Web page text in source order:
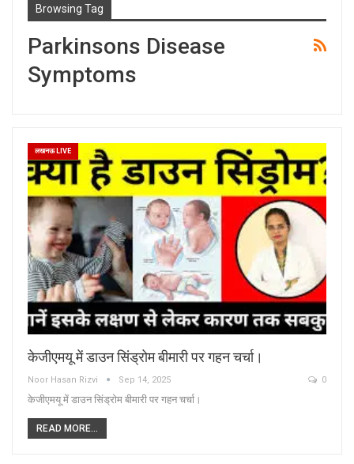
Browsing Tag
Parkinsons Disease
Symptoms
लखनऊ LIVE
केजीएमयू में डाउन सिंड्रोम बीमारी पर गहन चर्चा।
Noor Hasan Rizvi Sep 14, 2025 0
केजीएमयू में डाउन सिंड्रोम बीमारी पर गहन चर्चा।
READ MORE...